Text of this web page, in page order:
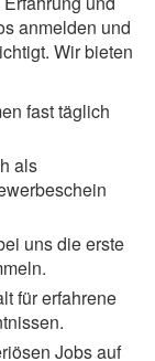
anmelden und
Wir bieten
fast täglich
als
uns die erste
für erfahrene
Jobs auf